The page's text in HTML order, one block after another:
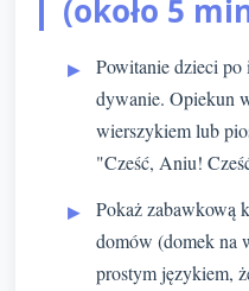
(około 5
Powitanie dzieci po
dywanie. Opiekun
wierszykiem lub
"Cześć, Aniu!
Pokaż zabawkową
domów (domek na
prostym językiem,